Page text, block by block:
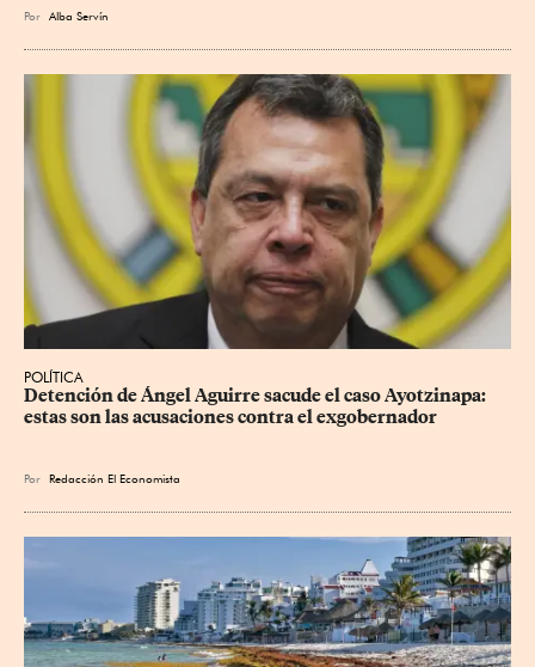
Por Alba Servín
POLÍTICA
Detención de Ángel Aguirre sacude el caso Ayotzinapa:
estas son las acusaciones contra el exgobernador
Por Redacción El Economista